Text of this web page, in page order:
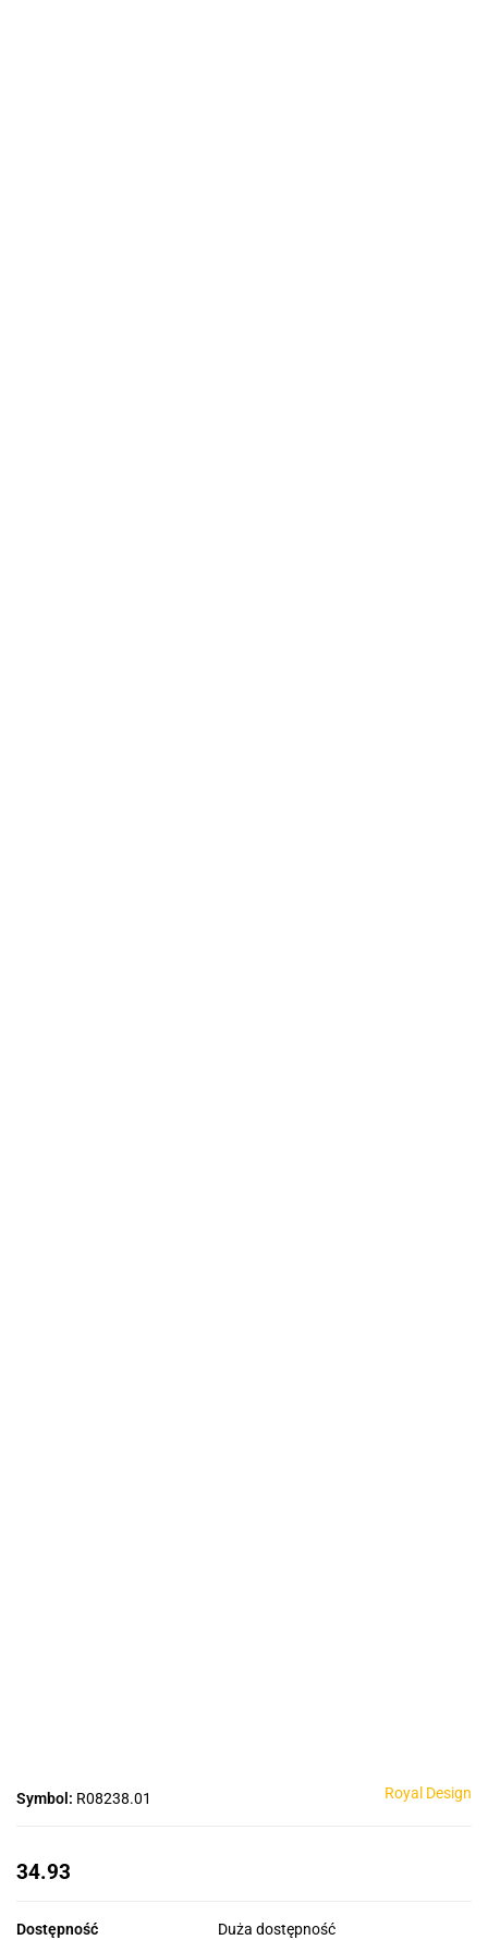
Symbol: R08238.01 Royal Design
34.93
Dostępność
Duża dostępność